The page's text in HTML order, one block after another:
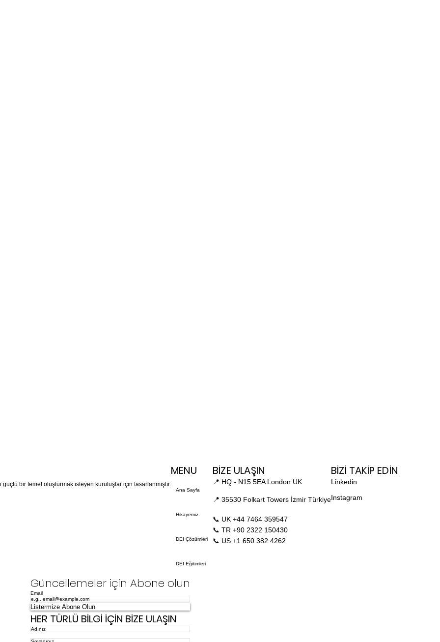
bir temel oluşturmak isteyen kuruluşlar için tasarlanmıştır.
MENU
Ana Sayfa
Hikayemiz
DEI Çözümleri
DEI Eğitimleri
BİZE ULAŞIN
📍 HQ - N15 5EA London UK
📍 35530 Folkart Towers İzmir Türkiye
📞 UK +44 7464 359547
📞 TR +90 2322 150430
📞 US +1 650 382 4262
BİZİ TAKİP EDİN
Linkedin
Instagram
Güncellemeler için Abone olun
Email
Listermize Abone Olun
HER TÜRLÜ BİLGİ İÇİN BİZE ULAŞIN